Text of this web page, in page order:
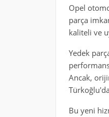
Opel
parça
kaliteli ve
Yedek
Ancak,
Bu yeni